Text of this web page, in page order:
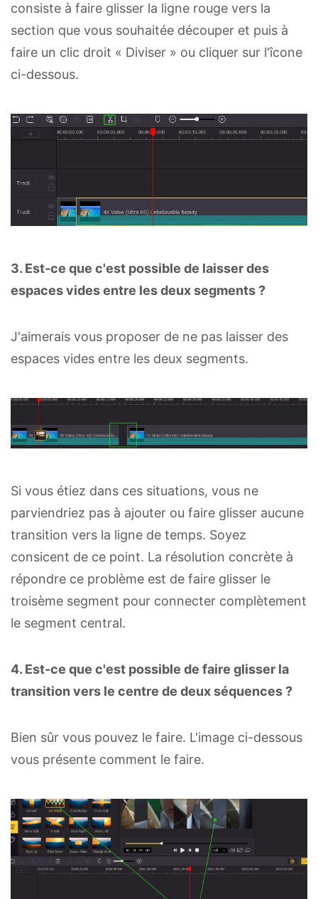
consiste à faire glisser la ligne rouge vers la
section que vous souhaitée découper et puis à
faire un clic droit « Diviser » ou cliquer sur l'îcone
ci-dessous.
3. Est-ce que c'est possible de laisser des
espaces vides entre les deux segments ?
J'aimerais vous proposer de ne pas laisser des
espaces vides entre les deux segments.
Si vous étiez dans ces situations, vous ne
parviendriez pas à ajouter ou faire glisser aucune
transition vers la ligne de temps. Soyez
consicent de ce point. La résolution concrète à
répondre ce problème est de faire glisser le
troisème segment pour connecter complètement
le segment central.
4. Est-ce que c'est possible de faire glisser la
transition vers le centre de deux séquences ?
Bien sûr vous pouvez le faire. L'image ci-dessous
vous présente comment le faire.